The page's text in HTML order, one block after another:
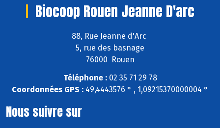
Biocoop Rouen Jeanne D'arc
88, Rue Jeanne d'Arc
5, rue des basnage
76000 Rouen
Téléphone :02 35 71 29 78
Coordonnées GPS : 49,4443576 ° , 1,09215370000004 °
Nous suivre sur